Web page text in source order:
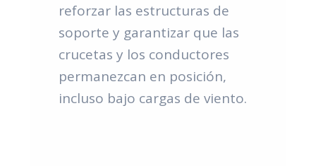
reforzar las estructuras de
soporte y garantizar que las
crucetas y los conductores
permanezcan en posición,
incluso bajo cargas de viento.